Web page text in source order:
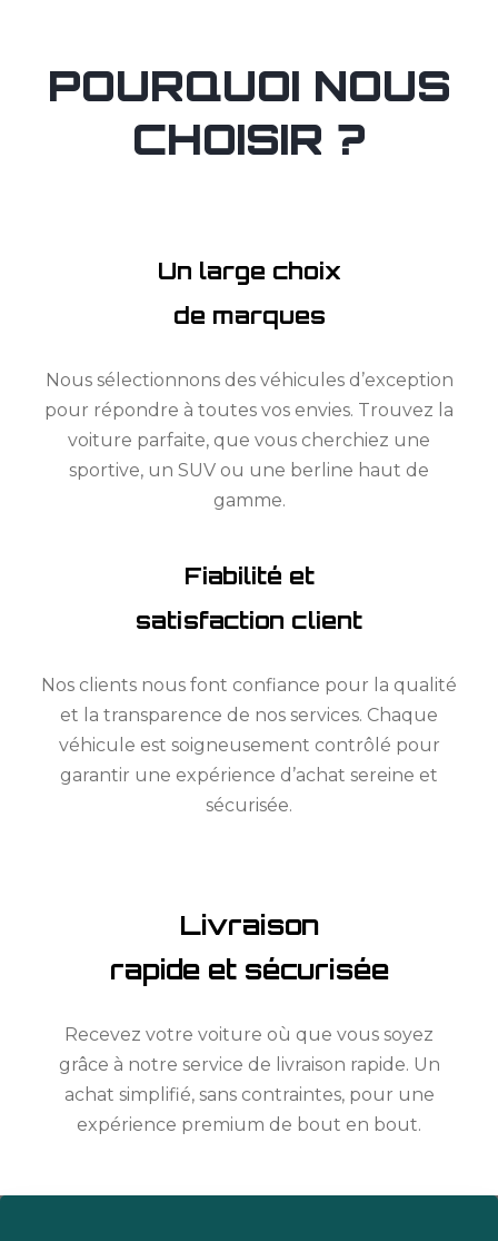
POURQUOI NOUS
CHOISIR ?
Un large choix
de marques
Nous sélectionnons des véhicules d’exception
pour répondre à toutes vos envies. Trouvez la
voiture parfaite, que vous cherchiez une
sportive, un SUV ou une berline haut de
gamme.
Fiabilité et
satisfaction client
Nos clients nous font confiance pour la qualité
et la transparence de nos services. Chaque
véhicule est soigneusement contrôlé pour
garantir une expérience d’achat sereine et
sécurisée.
Livraison
rapide et sécurisée
Recevez votre voiture où que vous soyez
grâce à notre service de livraison rapide. Un
achat simplifié, sans contraintes, pour une
expérience premium de bout en bout.